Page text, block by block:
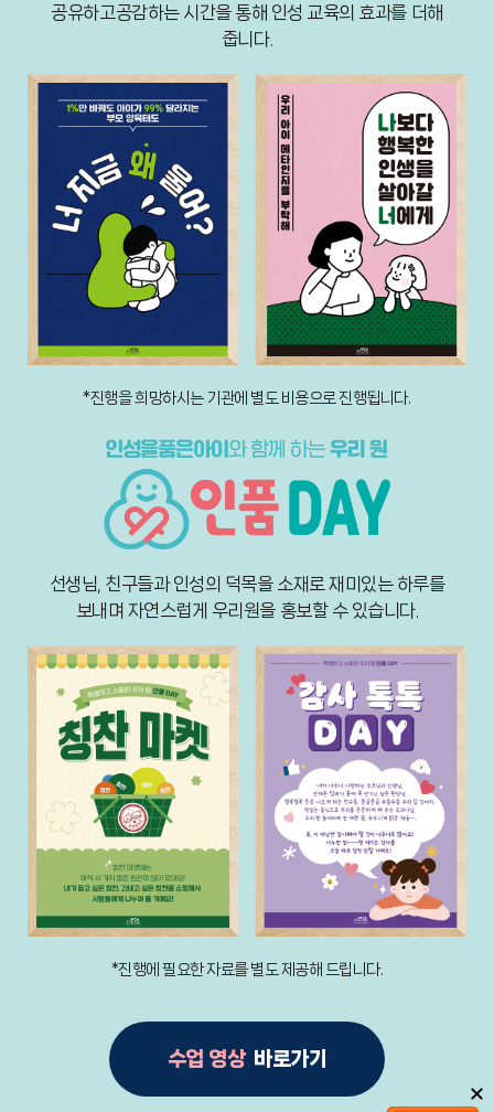
공유하고공감하는 시간을 통해 인성 교육의 효과를 더해
줍니다.
*진행을 희망하시는 기관에 별도 비용으로 진행됩니다.
선생님, 친구들과 인성의 덕목을 소재로 재미있는 하루를
보내며 자연스럽게 우리원을 홍보할 수 있습니다.
*진행에 필요한 자료를 별도 제공해 드립니다.
수업 영상 바로가기